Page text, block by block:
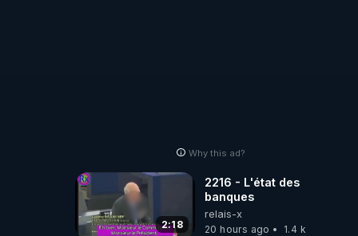
Why this ad?
2:18
2216 - L'état des
banques
relais-x
20 hours ago
1.4 k